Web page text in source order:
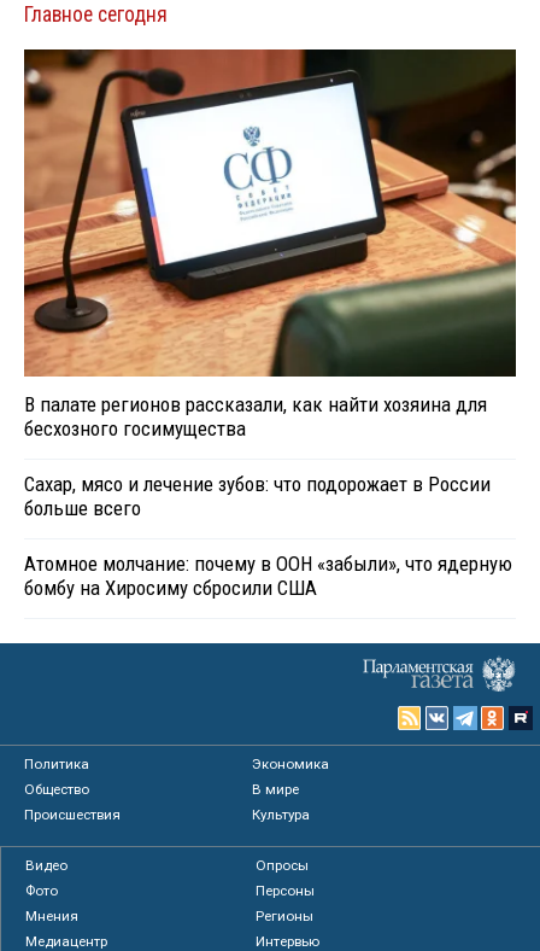
Главное сегодня
В палате регионов рассказали, как найти хозяина для
бесхозного госимущества
Сахар, мясо и лечение зубов: что подорожает в России
больше всего
Атомное молчание: почему в ООН «забыли», что ядерную
бомбу на Хиросиму сбросили США
Политика
Экономика
Общество
В мире
Происшествия
Культура
Видео
Опросы
Фото
Персоны
Мнения
Регионы
Медиацентр
Интервью